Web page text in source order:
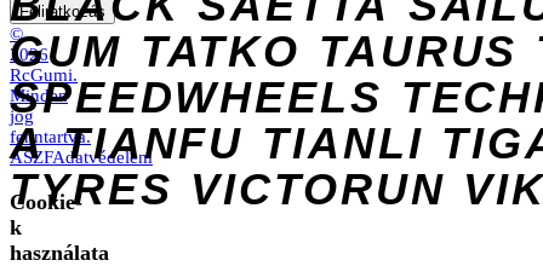
GUM TATKO TAURUS
SPEEDWHEELS
A TIANFU TIANLI
TYRES VICTORUN
Feliratkozás
©
2026
RcGumi.
Minden
jog
fenntartva.
ÁSZFAdatvédelem
Cookie-
k
használata